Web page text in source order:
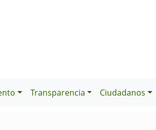
Transparencia Ciudadanos